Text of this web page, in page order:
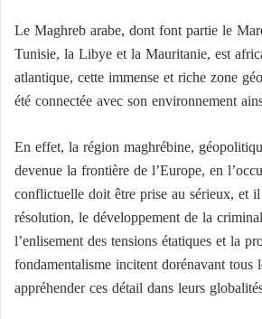
Le Maghreb arabe, dont font partie le
Tunisie, la Libye et la Mauritanie, est
atlantique, cette immense et riche zone
été connectée avec son environnement
En effet, la région maghrébine,
devenue la frontière de l’Europe, en
conflictuelle doit être prise au sérieux, et
résolution, le développement de la
l’enlisement des tensions étatiques et la
fondamentalisme incitent dorénavant tous
appréhender ces détail dans leurs